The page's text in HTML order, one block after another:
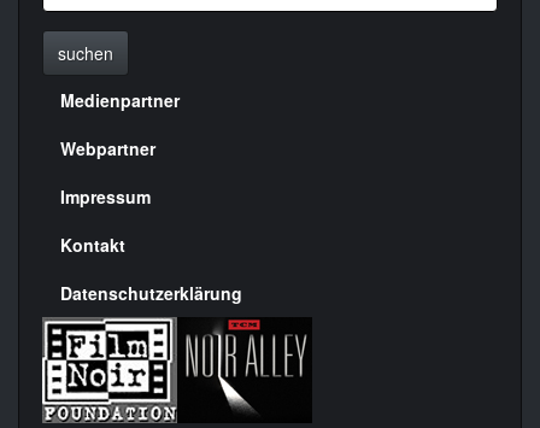
suchen
Menülinks
rechte
Seite
Medienpartner
Webpartner
Impressum
Kontakt
Datenschutzerklärung